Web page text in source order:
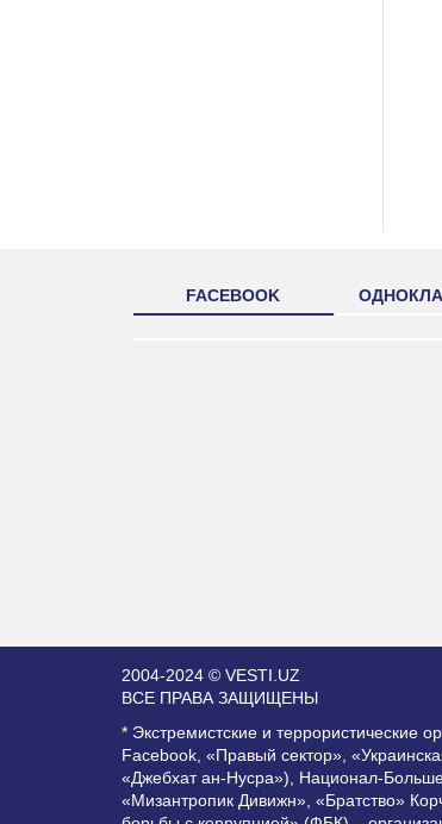
FACEBOOK
2004-2024 © VESTI.UZ
ВСЕ ПРАВА ЗАЩИЩЕНЫ
* Экстремистские и террористические
Facebook, «Правый сектор»,
«Джебхат ан-Нусра»), Национал-
«Мизантропик Дивижн», «Братство»